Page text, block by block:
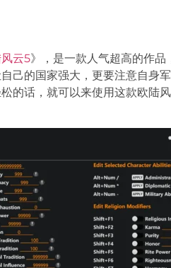
云5》，是一款人气超高的作
己的国家强大，更要注意自身
的话，就可以来使用这款欧陆